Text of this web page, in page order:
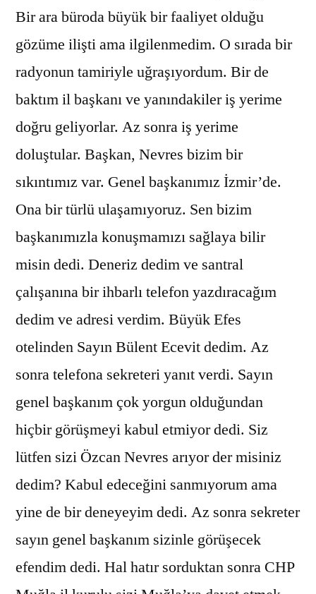
Bir ara büroda büyük bir faaliyet olduğu
gözüme ilişti ama ilgilenmedim. O sırada bir
radyonun tamiriyle uğraşıyordum. Bir de
baktım il başkanı ve yanındakiler iş yerime
doğru geliyorlar. Az sonra iş yerime
doluştular. Başkan, Nevres bizim bir
sıkıntımız var. Genel başkanımız İzmir’de.
Ona bir türlü ulaşamıyoruz. Sen bizim
başkanımızla konuşmamızı sağlaya bilir
misin dedi. Deneriz dedim ve santral
çalışanına bir ihbarlı telefon yazdıracağım
dedim ve adresi verdim. Büyük Efes
otelinden Sayın Bülent Ecevit dedim. Az
sonra telefona sekreteri yanıt verdi. Sayın
genel başkanım çok yorgun olduğundan
hiçbir görüşmeyi kabul etmiyor dedi. Siz
lütfen sizi Özcan Nevres arıyor der misiniz
dedim? Kabul edeceğini sanmıyorum ama
yine de bir deneyeyim dedi. Az sonra sekreter
sayın genel başkanım sizinle görüşecek
efendim dedi. Hal hatır sorduktan sonra CHP